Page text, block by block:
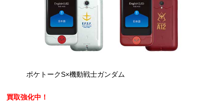
ポケトークS×機動戦士ガンダム
買取強化中！